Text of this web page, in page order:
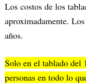
Los costos de los
aproximadamente.
años.
Solo en el tablado del
personas en todo lo